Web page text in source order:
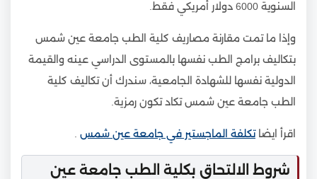
السنوية 6000 دولار أمريكي فقط.
وإذا ما تمت مقارنة مصاريف كلية الطب جامعة عين شمس
بتكاليف برامج الطب نفسها بالمستوى الدراسي عينه والقيمة
الدولية نفسها للشهادة الجامعية، سندرك أن تكاليف كلية
الطب جامعة عين شمس تكاد تكون رمزية.
اقرأ ايضاتكلفة الماجستير في جامعة عين شمس .
شروط الالتحاق بكلية الطب جامعة عين